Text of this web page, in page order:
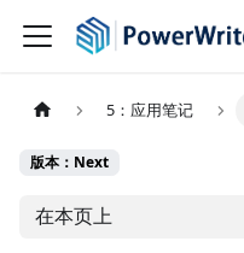
5：应用笔记
版本：Next
在本页上